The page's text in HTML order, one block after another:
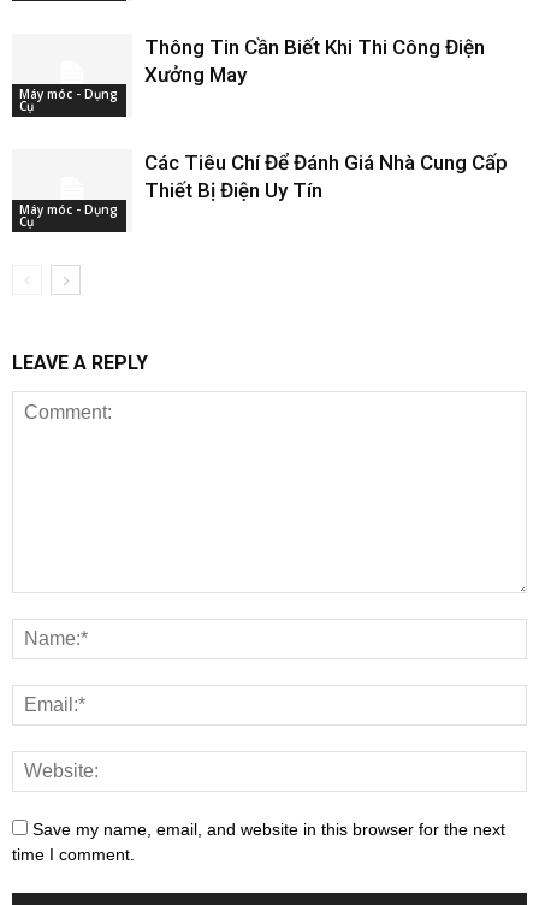
Máy móc - Dụng
Cụ
Thông Tin Cần Biết Khi Thi Công Điện
Xưởng May
Máy móc - Dụng
Cụ
Các Tiêu Chí Để Đánh Giá Nhà Cung Cấp
Thiết Bị Điện Uy Tín
LEAVE A REPLY
Save my name, email, and website in this browser for the next
time I comment.